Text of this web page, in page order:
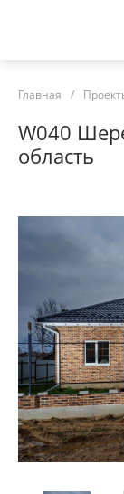
Главная /
W040
область